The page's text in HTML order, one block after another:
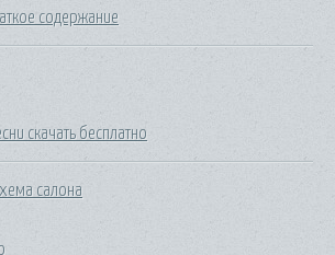
содержание
скачать бесплатно
салона